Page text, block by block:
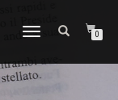
NAVIGAZIONE
0